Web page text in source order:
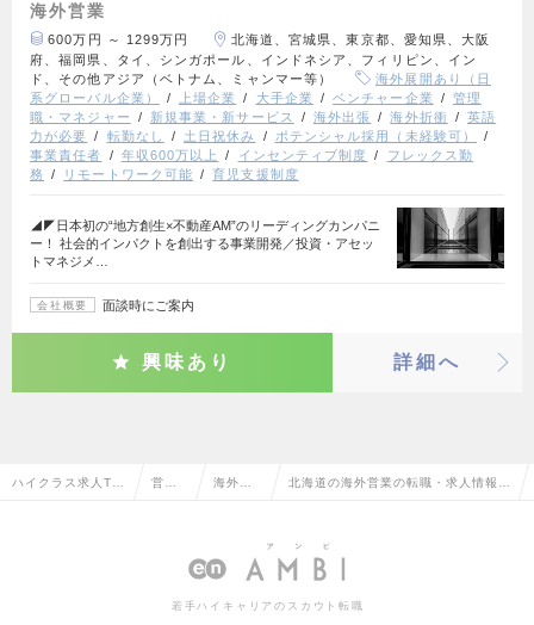
海外営業
600万円 ～ 1299万円
北海道、宮城県、東京都、愛知県、大阪
府、福岡県、タイ、シンガポール、インドネシア、フィリピン、イン
ド、その他アジア（ベトナム、ミャンマー等）
海外展開あり（日
系グローバル企業）
上場企業 大手企業 ベンチャー企業
管理
職・マネジャー
新規事業・新サービス 海外出張 海外折衝
英語
力が必要
転勤なし 土日祝休み
ポテンシャル採用（未経験可）
事業責任者
年収600万以上 インセンティブ制度
フレックス勤
務
リモートワーク可能 育児支援制度
◢◤日本初の“地方創生×不動産AM”のリーディングカンパニ
ー！ 社会的インパクトを創出する事業開発／投資・アセッ
トマネジメ…
会社概要 面談時にご案内
興味あり 詳細へ
ハイクラス求人TO 営業 海外営 北海道の海外営業の転職・求人情報一
若手ハイキャリアのスカウト転職